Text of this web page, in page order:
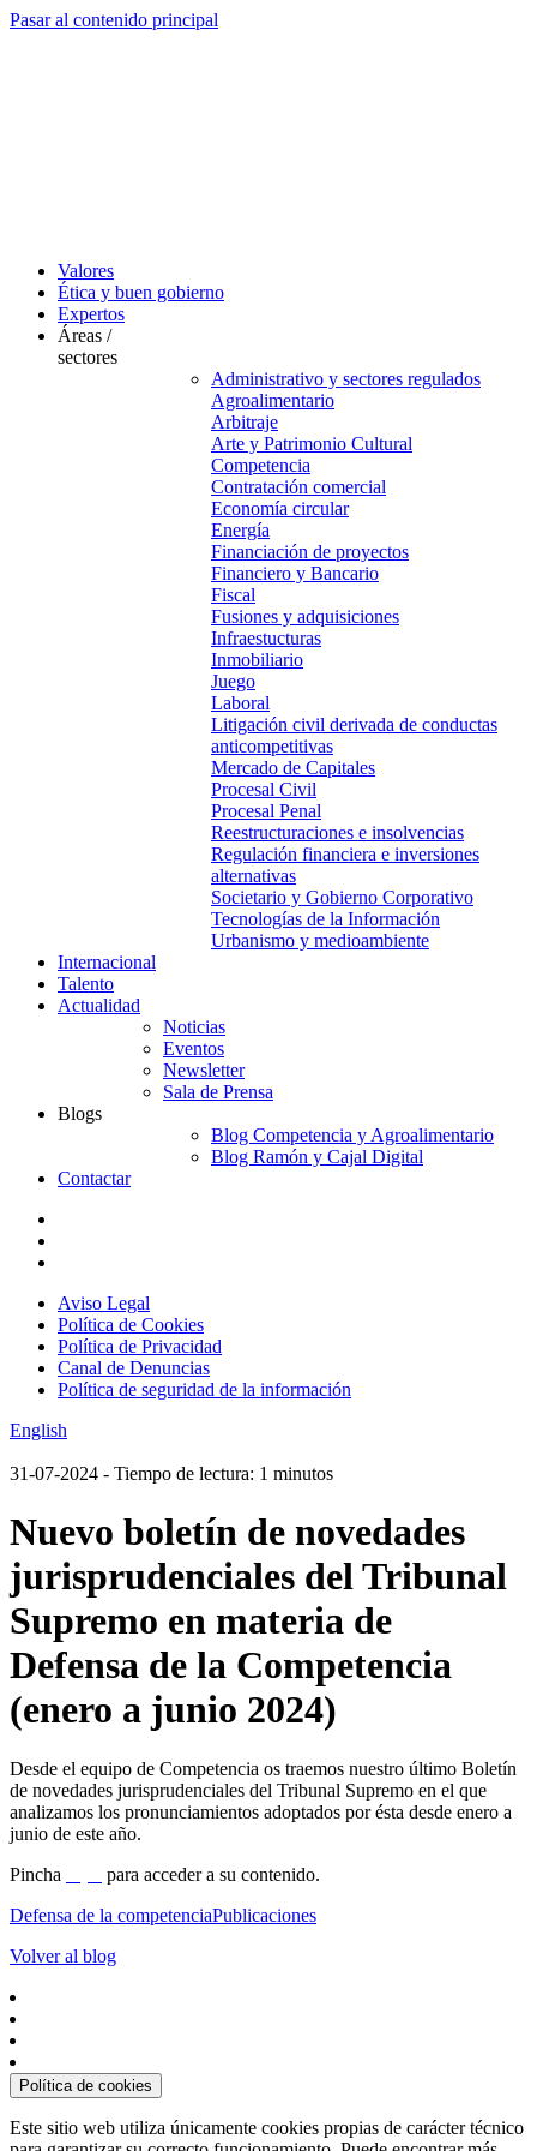
Pasar al contenido principal
Valores
Ética y buen gobierno
Expertos
Áreas /
sectores
Administrativo y sectores regulados
Agroalimentario
Arbitraje
Arte y Patrimonio Cultural
Competencia
Contratación comercial
Economía circular
Energía
Financiación de proyectos
Financiero y Bancario
Fiscal
Fusiones y adquisiciones
Infraestucturas
Inmobiliario
Juego
Laboral
Litigación civil derivada de conductas
anticompetitivas
Mercado de Capitales
Procesal Civil
Procesal Penal
Reestructuraciones e insolvencias
Regulación financiera e inversiones
alternativas
Societario y Gobierno Corporativo
Tecnologías de la Información
Urbanismo y medioambiente
Internacional
Talento
Actualidad
Noticias
Eventos
Newsletter
Sala de Prensa
Blogs
Blog Competencia y Agroalimentario
Blog Ramón y Cajal Digital
Contactar
Aviso Legal
Política de Cookies
Política de Privacidad
Canal de Denuncias
Política de seguridad de la información
English
31-07-2024 - Tiempo de lectura: 1 minutos
Nuevo boletín de novedades
jurisprudenciales del Tribunal
Supremo en materia de
Defensa de la Competencia
(enero a junio 2024)
Desde el equipo de Competencia os traemos nuestro último Boletín
de novedades jurisprudenciales del Tribunal Supremo en el que
analizamos los pronunciamientos adoptados por ésta desde enero a
junio de este año.
Pincha
para acceder a su contenido.
Defensa de la competenciaPublicaciones
Volver al blog
Política de cookies
Este sitio web utiliza únicamente cookies propias de carácter técnico